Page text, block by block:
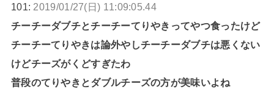
101: 2019/01/27(日) 11:09:05.44
チーチーダブチとチーチーてりやきってやつ食ったけど
チーチーてりやきは論外やしチーチーダブチは悪くない
けどチーズがくどすぎたわ
普段のてりやきとダブルチーズの方が美味いよね